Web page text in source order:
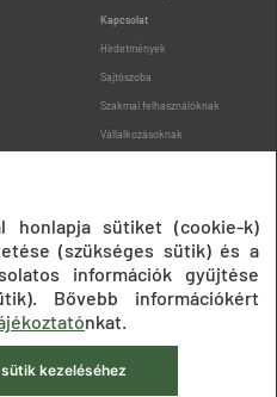
Kapcsolat
Hirdetmények
Sajtószoba
Szakmai felhasználóknak
Vállalkozásoknak
Oldaltérkép
Akadálymentesítési nyilatkozat
honlapja sütiket (cookie-k)
(szükséges sütik) és a
információk gyűjtése
Bővebb információkért
nkat.
kezeléséhez